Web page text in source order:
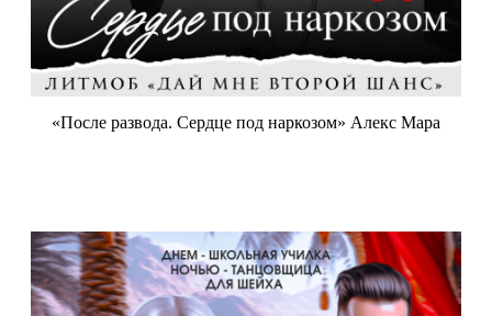
«После развода. Сердце под наркозом» Алекс Мара